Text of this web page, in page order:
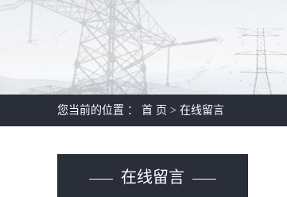
您当前的位置 ： 首 页 > 在线留言
在线留言